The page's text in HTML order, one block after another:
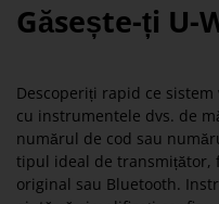
Găsește-ți U-
Descoperiți rapid ce sistem
cu instrumentele dvs. de
numărul de cod sau
tipul ideal de transmițător,
original sau Bluetooth.